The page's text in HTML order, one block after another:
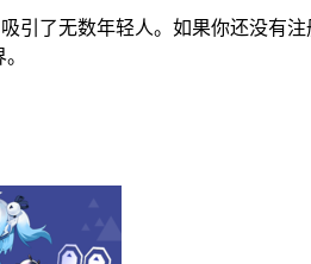
引了无数年轻人。如果你还没有